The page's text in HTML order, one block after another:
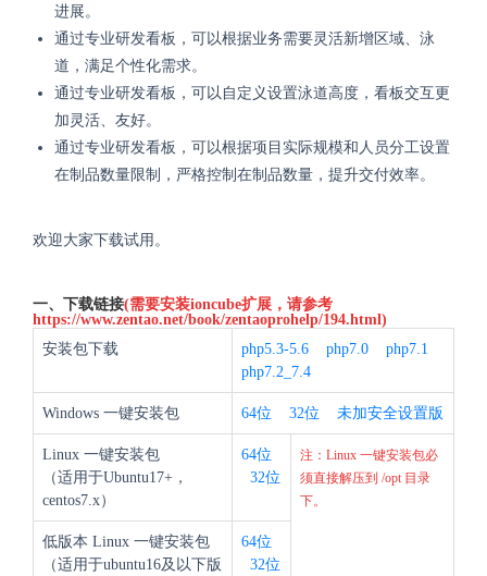
进展。
通过专业研发看板，可以根据业务需要灵活新增区域、泳
道，满足个性化需求。
通过专业研发看板，可以自定义设置泳道高度，看板交互更
加灵活、友好。
通过专业研发看板，可以根据项目实际规模和人员分工设置
在制品数量限制，严格控制在制品数量，提升交付效率。
欢迎大家下载试用。
一、下载链接(需要安装ioncube扩展，请参考
https://www.zentao.net/book/zentaoprohelp/194.html)
安装包下载
php5.3-5.6 php7.0
php7.1
php7.2_7.4
Windows 一键安装包 64位 32位 未加安全设置版
Linux 一键安装包
（适用于Ubuntu17+，
centos7.x）
64位
32位
注：Linux 一键安装包必
须直接解压到 /opt 目录
下。
低版本 Linux 一键安装包
（适用于ubuntu16及以下版
64位
32位